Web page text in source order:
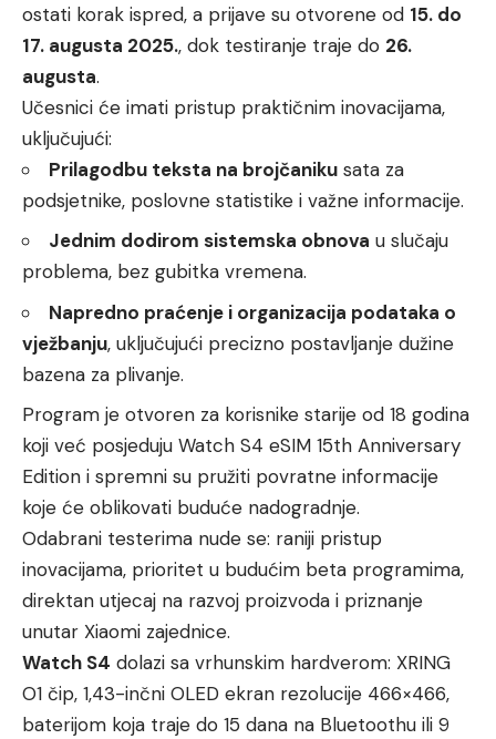
ostati korak ispred, a prijave su otvorene od 15. do
17. augusta 2025., dok testiranje traje do 26.
augusta.
Učesnici će imati pristup praktičnim inovacijama,
uključujući:
Prilagodbu teksta na brojčaniku sata za
podsjetnike, poslovne statistike i važne informacije.
Jednim dodirom sistemska obnova u slučaju
problema, bez gubitka vremena.
Napredno praćenje i organizacija podataka o
vježbanju, uključujući precizno postavljanje dužine
bazena za plivanje.
Program je otvoren za korisnike starije od 18 godina
koji već posjeduju Watch S4 eSIM 15th Anniversary
Edition i spremni su pružiti povratne informacije
koje će oblikovati buduće nadogradnje.
Odabrani testerima nude se: raniji pristup
inovacijama, prioritet u budućim beta programima,
direktan utjecaj na razvoj proizvoda i priznanje
unutar Xiaomi zajednice.
Watch S4 dolazi sa vrhunskim hardverom: XRING
O1 čip, 1,43-inčni OLED ekran rezolucije 466×466,
baterijom koja traje do 15 dana na Bluetoothu ili 9